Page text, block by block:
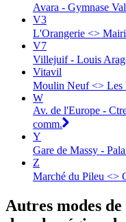
Avara - Gymnase
V3
L'Orangerie <>
V7
Villejuif - Louis
Vitavil
Moulin Neuf <> Les
W
Av. de l'Europe -
comm.
Y
Gare de Massy -
Z
Marché du Pileu <>
Autres modes